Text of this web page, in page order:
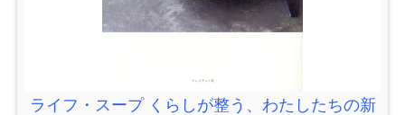
ライフ・スープ くらしが整う、わたしたちの新